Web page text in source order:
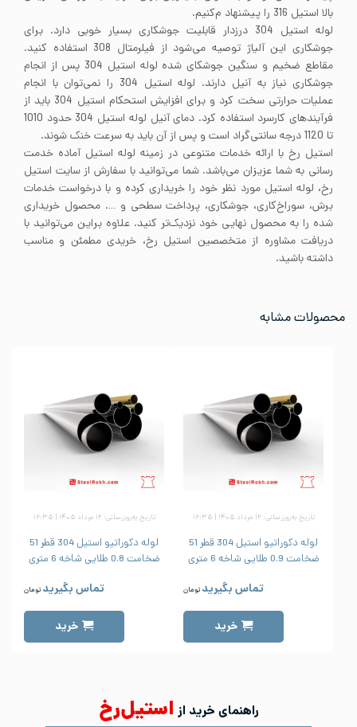
بالا استیل 316 را پیشنهاد م‌کنیم.
لوله استیل 304 درزدار قابلیت جوشکاری بسیار خوبی دارد. برای
جوشکاری این آلیاژ توصیه می‌شود از فیلرمتال 308 استفاده کنید.
مقاطع ضخیم و سنگین جوشکای شده لوله استیل 304 پس از انجام
جوشکاری نیاز به آنیل دارند. لوله استیل 304 را نمی‌توان با انجام
عملیات حرارتی سخت کرد و برای افزایش استحکام استیل 304 باید از
فرآیندهای کارسرد استفاده کرد. دمای آنیل لوله استیل 304 حدود 1010
تا 1120 درجه سانتی‌گراد است و پس از آن باید به سرعت خنک شوند.
استیل رخ با ارائه خدمات متنوعی در زمینه لوله استیل آماده خدمت
رسانی به شما عزیزان می‌باشد. شما می‌توانید با سفارش از سایت استیل
رخ، لوله استیل مورد نظر خود را خریداری کرده و با درخواست خدمات
برش، سوراخ‌کاری، جوشکاری، پرداخت سطحی و …. محصول خریداری
شده را به محصول نهایی خود نزدیک‌تر کنید. علاوه براین می‌توانید با
دریافت مشاوره از متخصصین استیل رخ، خریدی مطمئن و مناسب
داشته باشید.
محصولات مشابه
تاریخ به‌روزرسانی: ۱۲ مرداد ۱۴۰۵ | ۱۶:۳۵
لوله دکوراتیو استیل 304 قطر 51
ضخامت 0.9 طلایی شاخه 6 متری
تماس بگیرید تومان
خرید
تاریخ به‌روزرسانی: ۱۲ مرداد ۱۴۰۵ | ۱۶:۳۵
لوله دکوراتیو استیل 304 قطر 51
ضخامت 0.8 طلایی شاخه 6 متری
تماس بگیرید تومان
خرید
راهنمای خرید از استیل‌رخ